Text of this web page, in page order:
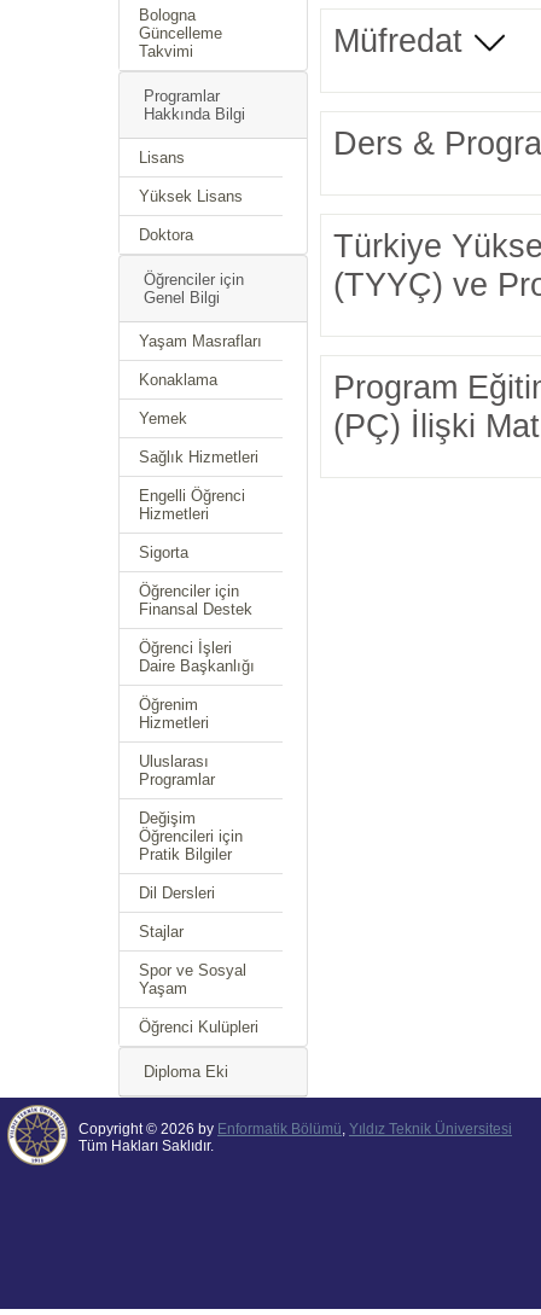
Bologna
Güncelleme
Takvimi
Programlar
Hakkında Bilgi
Lisans
Yüksek Lisans
Doktora
Öğrenciler için
Genel Bilgi
Yaşam Masrafları
Konaklama
Yemek
Sağlık Hizmetleri
Engelli Öğrenci
Hizmetleri
Sigorta
Öğrenciler için
Finansal Destek
Öğrenci İşleri
Daire Başkanlığı
Öğrenim
Hizmetleri
Uluslarası
Programlar
Değişim
Öğrencileri için
Pratik Bilgiler
Dil Dersleri
Stajlar
Spor ve Sosyal
Yaşam
Öğrenci Kulüpleri
Diploma Eki
Müfredat
Ders &
Türkiye
(TYYÇ) ve
Program
(PÇ) İlişki
Copyright © 2026 by Enformatik Bölümü, Yıldız Teknik Üniversitesi
Tüm Hakları Saklıdır.